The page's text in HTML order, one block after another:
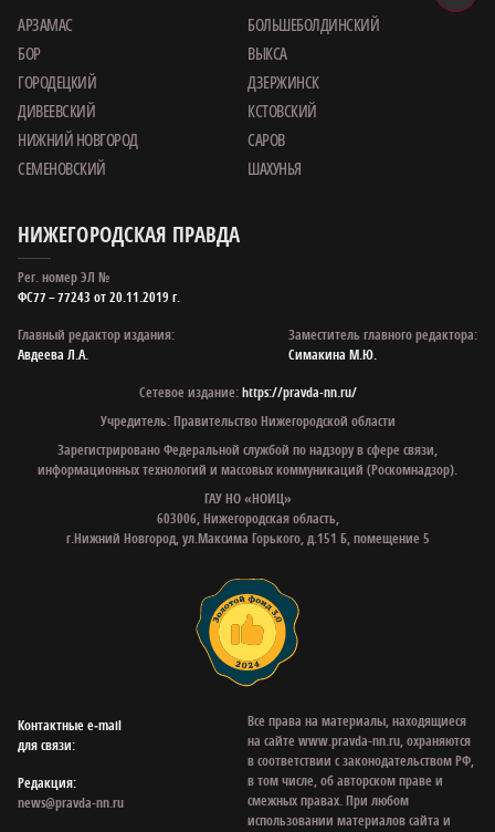
АРЗАМАС
БОЛЬШЕБОЛДИНСКИЙ
БОР
ВЫКСА
ГОРОДЕЦКИЙ
ДЗЕРЖИНСК
ДИВЕЕВСКИЙ
КСТОВСКИЙ
НИЖНИЙ НОВГОРОД
САРОВ
СЕМЕНОВСКИЙ
ШАХУНЬЯ
НИЖЕГОРОДСКАЯ ПРАВДА
Рег. номер ЭЛ №
ФС77 – 77243 от 20.11.2019 г.
Главный редактор издания:
Авдеева Л.А.
Заместитель главного редактора:
Симакина М.Ю.
Сетевое издание:https://pravda-nn.ru/
Учредитель: Правительство Нижегородской области
Зарегистрировано Федеральной службой по надзору в сфере связи,
информационных технологий и массовых коммуникаций (Роскомнадзор).
ГАУ НО «НОИЦ»
603006, Нижегородская область,
г.Нижний Новгород, ул.Максима Горького, д.151 Б, помещение 5
Контактные e‑mail
для связи:
Редакция:
news@pravda-nn.ru
Все права на материалы, находящиеся
на сайте www.pravda-nn.ru, охраняются
в соответствии с законодательством РФ,
в том числе, об авторском праве и
смежных правах. При любом
использовании материалов сайта и